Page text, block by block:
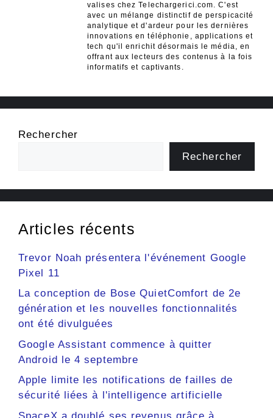
valises chez Telechargerici.com. C'est
avec un mélange distinctif de perspicacité
analytique et d'ardeur pour les dernières
innovations en téléphonie, applications et
tech qu'il enrichit désormais le média, en
offrant aux lecteurs des contenus à la fois
informatifs et captivants.
Rechercher
Rechercher
Articles récents
Trevor Noah présentera l'événement Google
Pixel 11
La conception de Bose QuietComfort de 2e
génération et les nouvelles fonctionnalités
ont été divulguées
Google Assistant commence à quitter
Android le 4 septembre
Apple limite les notifications de failles de
sécurité liées à l'intelligence artificielle